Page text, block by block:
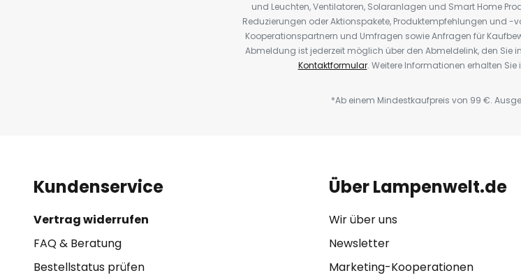
und Leuchten, Ventilatoren, Solaranlagen und Smart Home
Reduzierungen oder Aktionspakete, Produktempfehlungen und
Kooperationspartnern und Umfragen sowie Anfragen für
Abmeldung ist jederzeit möglich über den Abmeldelink, den Sie
Kontaktformular. Weitere Informationen erhalten Sie
*Ab einem Mindestkaufpreis von 99 €.
Kundenservice
Vertrag widerrufen
FAQ & Beratung
Bestellstatus prüfen
Über Lampenwelt.de
Wir über uns
Newsletter
Marketing-Kooperationen